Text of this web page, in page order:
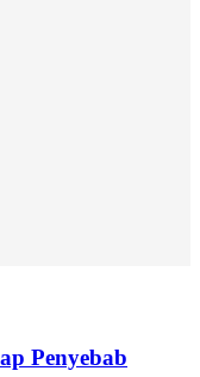
Penyebab